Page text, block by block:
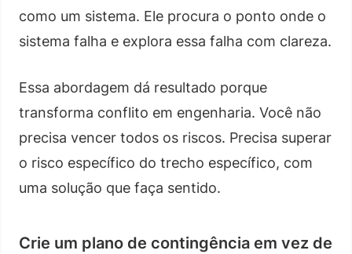
como um sistema. Ele procura o ponto onde o
sistema falha e explora essa falha com clareza.
Essa abordagem dá resultado porque
transforma conflito em engenharia. Você não
precisa vencer todos os riscos. Precisa superar
o risco específico do trecho específico, com
uma solução que faça sentido.
Crie um plano de contingência em vez de